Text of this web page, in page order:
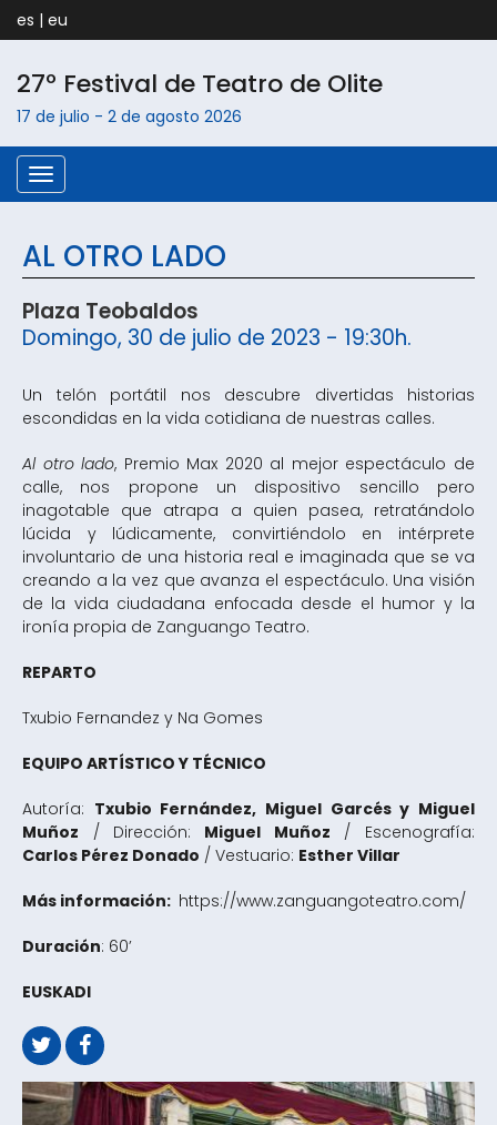
es | eu
27º Festival de Teatro de Olite
17 de julio - 2 de agosto 2026
Menú
AL OTRO LADO
Plaza Teobaldos
Domingo, 30 de julio de 2023 - 19:30h.
Un telón portátil nos descubre divertidas historias
escondidas en la vida cotidiana de nuestras calles.
Al otro lado, Premio Max 2020 al mejor espectáculo de
calle, nos propone un dispositivo sencillo pero
inagotable que atrapa a quien pasea, retratándolo
lúcida y lúdicamente, convirtiéndolo en intérprete
involuntario de una historia real e imaginada que se va
creando a la vez que avanza el espectáculo. Una visión
de la vida ciudadana enfocada desde el humor y la
ironía propia de Zanguango Teatro.
REPARTO
Txubio Fernandez y Na Gomes
EQUIPO ARTÍSTICO Y TÉCNICO
Autoría: Txubio Fernández, Miguel Garcés y Miguel
Muñoz / Dirección: Miguel Muñoz / Escenografía:
Carlos Pérez Donado / Vestuario: Esther Villar
Más información: https://www.zanguangoteatro.com/
Duración: 60’
EUSKADI